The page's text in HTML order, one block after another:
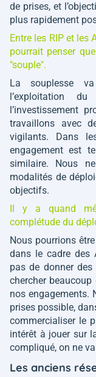
de prises, et
plus rapidement
Entre les RIP et les
pourrait penser
"souple".
La souplesse
l’exploitation
l’investissement
travaillons avec
vigilants. Dans
engagement est
similaire. Nous
modalités de
objectifs.
Il y a quand
complétude du
Nous pourrions
dans le cadre des
pas de donner
chercher
nos engagements.
prises possible,
commercialiser le
intérêt à jouer sur
compliqué, on ne
Les anciens